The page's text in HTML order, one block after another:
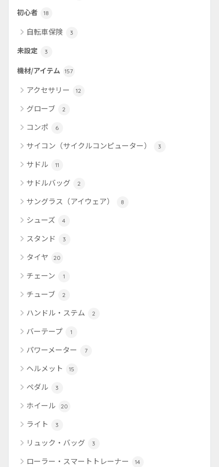
初心者 18
自転車保険 3
未設定 3
機材/アイテム 157
アクセサリー 12
グローブ 2
コンポ 6
サイコン（サイクルコンピューター） 3
サドル 11
サドルバッグ 2
サングラス（アイウェア） 8
シューズ 4
スタンド 3
タイヤ 20
チェーン 1
チューブ 2
ハンドル・ステム 2
バーテープ 1
パワーメーター 7
ヘルメット 15
ペダル 3
ホイール 20
ライト 3
リュック・バッグ 3
ローラー・スマートトレーナー 14